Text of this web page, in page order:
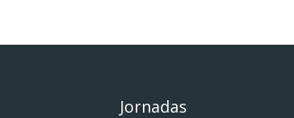
Jornadas